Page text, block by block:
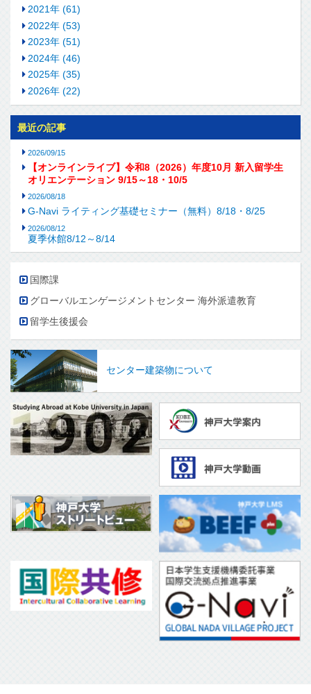
2021年 (61)
2022年 (53)
2023年 (51)
2024年 (46)
2025年 (35)
2026年 (22)
最近の記事
2026/09/15
【オンラインライブ】令和8（2026）年度10月 新入留学生
オリエンテーション 9/15～18・10/5
2026/08/18
G-Navi ライティング基礎セミナー（無料）8/18・8/25
2026/08/12
夏季休館8/12～8/14
国際課
グローバルエンゲージメントセンター 海外派遣教育
留学生後援会
センター建築物について